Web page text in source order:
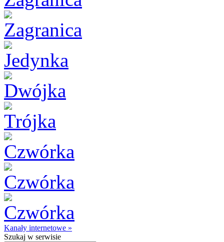
Kanały internetowe »
Szukaj w serwisie